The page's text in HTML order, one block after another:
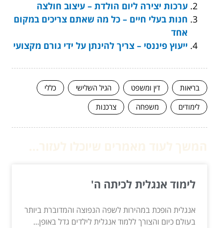
ערכות יצירה ליום הולדת – עיצוב חולצה
חנות בעלי חיים – כל מה שאתם צריכים במקום
אחד
ייעוץ פיננסי – צריך להינתן על ידי גורם מקצועי
בריאות דין ומשפט הגיל השלישי
כללי
לימודים
משפחה צרכנות
לימוד אנגלית לכיתה ה'
אנגלית הופכת במהירות לשפה הנפוצה והמדוברת ביותר
בעולם כיום והצורך ללמוד אנגלית לילדים גדל באופן...